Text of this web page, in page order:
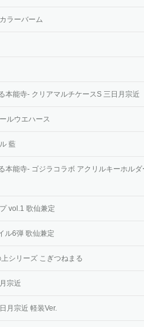
ラーバーム
本能寺- クリアマルチケースS 三日月宗近
ルウエハース
藍
本能寺- ゴジラコラボ アクリルキーホル
vol.1 歌仙兼定
ル6弾 歌仙兼定
シリーズ こぎつねまる
宗近
月宗近 軽装Ver.